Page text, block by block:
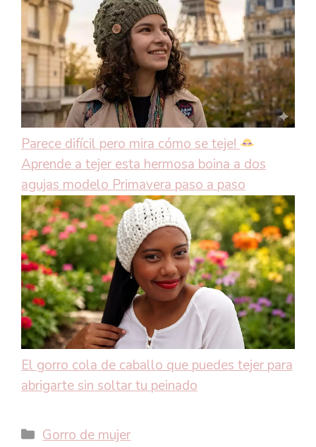
Parece difícil pero mira cómo se teje!
Aprende a tejer esta hermosa boina a dos
agujas modelo Primavera paso a paso
El gorro cola de caballo que puedes tejer para
abrigarte sin soltar tu peinado
Categorías
Gorro de mujer